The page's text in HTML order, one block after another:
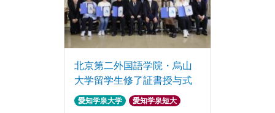
北京第二外国語学院・烏山
大学留学生修了証書授与式
愛知学泉大学 愛知学泉短大